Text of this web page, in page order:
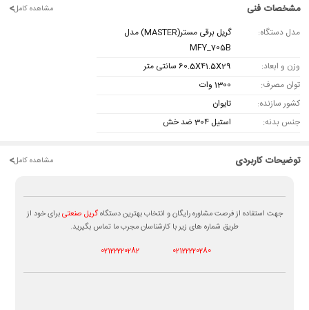
مشخصات فنی مشاهده کامل<
مدل دستگاه:
گریل برقی مستر(MASTER) مدل
MFY_705B
وزن و ابعاد:
60.5X41.5X29 سانتی متر
توان مصرف:
1300 وات
کشور سازنده:
تایوان
جنس بدنه:
استیل 304 ضد خش
توضیحات کاربردی مشاهده کامل<
جهت استفاده از فرصت مشاوره رایگان و انتخاب بهترین دستگاهگریل صنعتیبرای خود از
طریق شماره های زیر با کارشناسان مجرب ما تماس بگیرید.
02122220280
02122220282